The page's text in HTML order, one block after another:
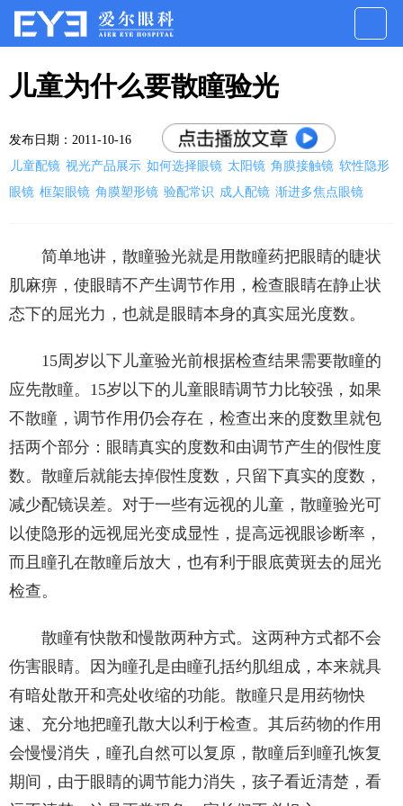
儿童为什么要散瞳验光
发布日期：2011-10-16
儿童配镜 视光产品展示 如何选择眼镜 太阳镜 角膜接触镜 软性隐形
眼镜 框架眼镜 角膜塑形镜 验配常识 成人配镜 渐进多焦点眼镜
简单地讲，散瞳验光就是用散瞳药把眼睛的睫状
肌麻痹，使眼睛不产生调节作用，检查眼睛在静止状
态下的屈光力，也就是眼睛本身的真实屈光度数。
15周岁以下儿童验光前根据检查结果需要散瞳的
应先散瞳。15岁以下的儿童眼睛调节力比较强，如果
不散瞳，调节作用仍会存在，检查出来的度数里就包
括两个部分：眼睛真实的度数和由调节产生的假性度
数。散瞳后就能去掉假性度数，只留下真实的度数，
减少配镜误差。对于一些有远视的儿童，散瞳验光可
以使隐形的远视屈光变成显性，提高远视眼诊断率，
而且瞳孔在散瞳后放大，也有利于眼底黄斑去的屈光
检查。
散瞳有快散和慢散两种方式。这两种方式都不会
伤害眼睛。因为瞳孔是由瞳孔括约肌组成，本来就具
有暗处散开和亮处收缩的功能。散瞳只是用药物快
速、充分地把瞳孔散大以利于检查。其后药物的作用
会慢慢消失，瞳孔自然可以复原，散瞳后到瞳孔恢复
期间，由于眼睛的调节能力消失，孩子看近清楚，看